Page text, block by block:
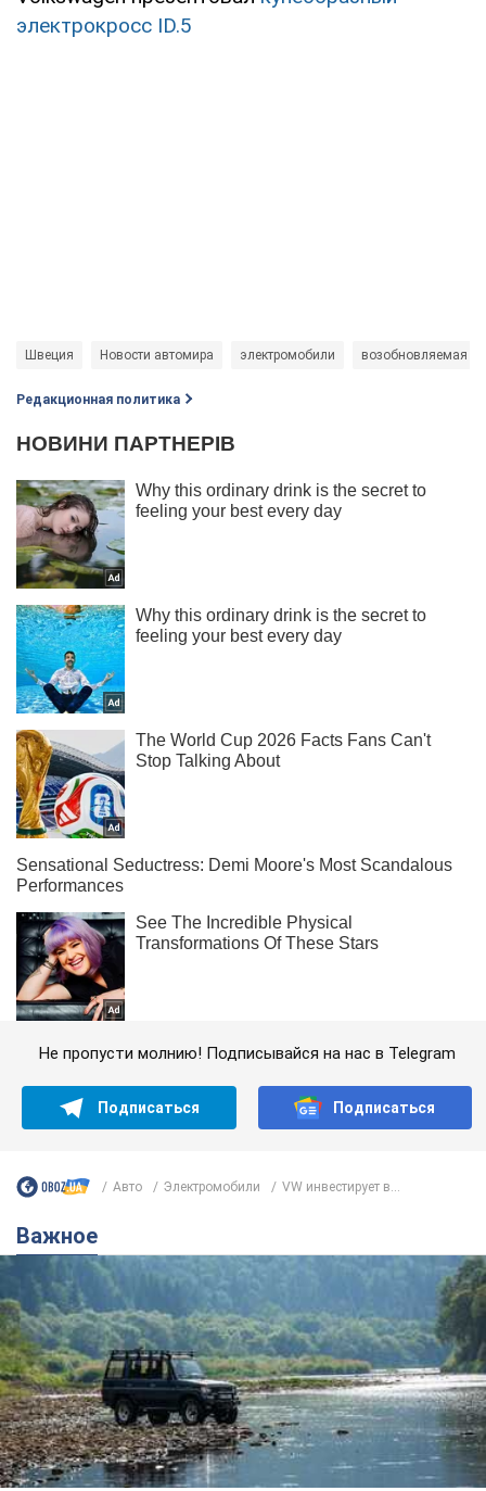
электрокросс ID.5
Швеция Новости автомира электромобили возобновляемая
Редакционная политика
Не пропусти молнию! Подписывайся на нас в Telegram
Подписаться Подписаться
Авто Электромобили VW инвестирует в...
Важное